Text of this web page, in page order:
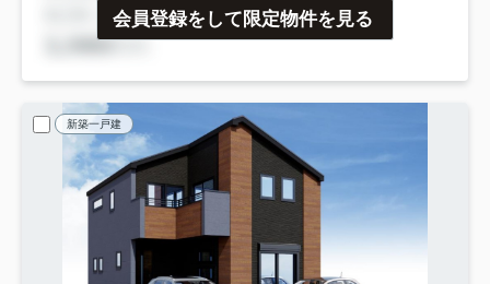
会員登録をして限定物件を見る
新築一戸建